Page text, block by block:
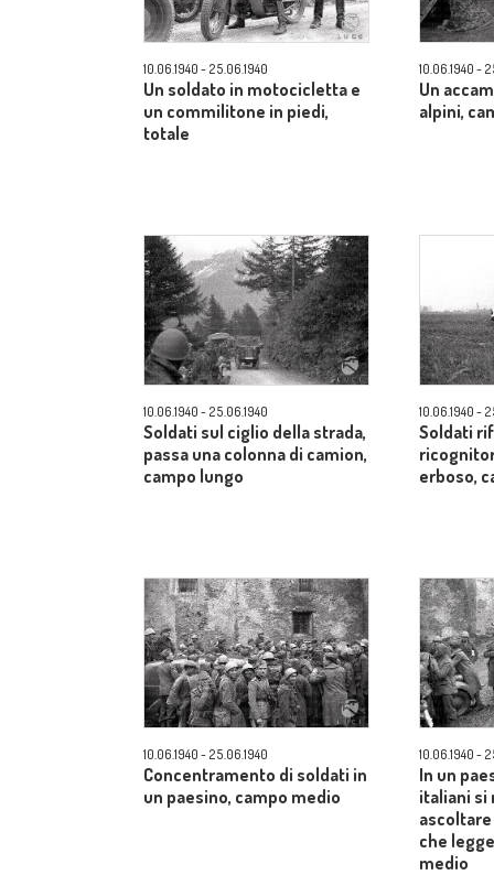
10.06.1940 - 25.06.1940
Un soldato in motocicletta e
un commilitone in piedi,
totale
10.06.1940 -
Un
alpini,
10.06.1940 - 25.06.1940
Soldati sul ciglio della strada,
passa una colonna di camion,
campo lungo
10.06.1940 -
Soldati
erboso,
10.06.1940 - 25.06.1940
Concentramento di soldati in
un paesino, campo medio
10.06.1940 -
In un
italiani si
che
medio